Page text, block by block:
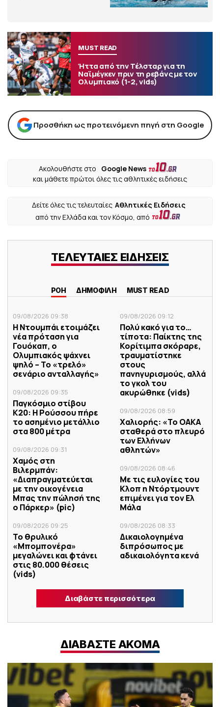
MUST READ
Ήττα από την Τέλσταρ για τη
Ναϊμέγκεν πριν τη ρεβάνς με τον
Ολυμπιακό (1-2, vids)
Προσθήκη ως προτεινόμενη πηγή στη Google
Ακολουθήστε στο
Google News
και μάθετε πρώτοι όλες τις αθλητικές ειδήσεις
Δείτε όλες τις τελευταίες Αθλητικές Ειδήσεις
από την Ελλάδα και τον Κόσμο, από
ΤΕΛΕΥΤΑΙΕΣ ΕΙΔΗΣΕΙΣ
ΡΟΗ ΔΗΜΟΦΙΛΗ MUST READ
09/08/2026 09:38
Η Ντουμπάι ετοιμάζει
νέα πρόταση για
Γουόκαπ, ο
Ολυμπιακός ψάχνει
ψηλό – Το «τρελό»
σενάριο ανταλλαγής»
09/08/2026 09:35
Παγκόσμιο στίβου
Κ20: Η Ρούσσου πήρε
το ασημένιο μετάλλιο
στα 800 μέτρα
09/08/2026 09:31
Χαμός στη
Βιλερμπάν:
«Διαπραγματεύεται
με την οικογένεια
Μπας την πώλησή της
ο Πάρκερ» (pic)
09/08/2026 09:25
Το θρυλικό
«Μπομπονέρα»
μεγαλώνει και φτάνει
στις 80.000 θέσεις
(vids)
09/08/2026 09:12
Πολύ κακό για το…
τίποτα: Παίκτης της
Κορίτιμπα σκόραρε,
τραυματίστηκε
στους
πανηγυρισμούς, αλλά
το γκολ του
ακυρώθηκε (vids)
09/08/2026 08:59
Χαλιορής: «Το ΟΑΚΑ
σταθερά στο πλευρό
των Ελλήνων
αθλητών»
09/08/2026 08:46
Με τις ευλογίες του
Κλοπ η Ντόρτμουντ
επιμένει για τον Ελ
Μάλα
09/08/2026 08:33
Δικαιολογημένα
διπρόσωπος με
αδικαιολόγητα κενά
Διαβάστε περισσότερα
ΔΙΑΒΑΣΤΕ ΑΚΟΜΑ